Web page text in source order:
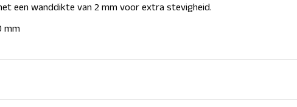
een wanddikte van 2 mmvoor extra stevigheid.
mm